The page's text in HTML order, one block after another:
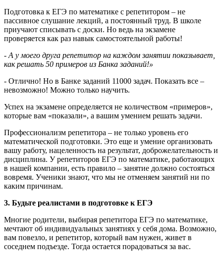
Подготовка к ЕГЭ по математике с репетитором – не
пассивное слушание лекций, а постоянный труд. В школе
приучают списывать с доски. Но ведь на экзамене
проверяется как раз навык самостоятельной работы!
- А у моего друга репетитор на каждом занятии показывает,
как решать 50 примеров из Банка заданий!»
- Отлично! Но в Банке заданий 11000 задач. Показать все –
невозможно! Можно только научить.
Успех на экзамене определяется не количеством «примеров»,
которые вам «показали», а вашим умением решать задачи.
Профессионализм репетитора – не только уровень его
математической подготовки. Это еще и умение организовать
вашу работу, нацеленность на результат, доброжелательность и
дисциплина. У репетиторов ЕГЭ по математике, работающих
в нашей компании, есть правило – занятие должно состояться
вовремя. Ученики знают, что мы не отменяем занятий ни по
каким причинам.
3. Будьте реалистами в подготовке к ЕГЭ
Многие родители, выбирая репетитора ЕГЭ по математике,
мечтают об индивидуальных занятиях у себя дома. Возможно,
вам повезло, и репетитор, который вам нужен, живет в
соседнем подъезде. Тогда остается порадоваться за вас.